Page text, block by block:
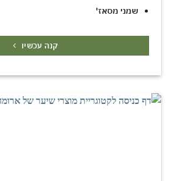
שמני מסאז'
קנה עכשיו